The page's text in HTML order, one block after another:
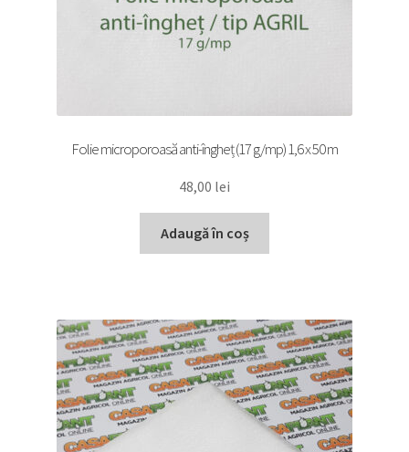
Folie microporoasă anti-îngheț (17 g/mp) 1,6 x 50 m
48,00 lei
Adaugă în coș